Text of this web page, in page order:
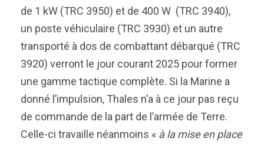
de 1 kW (TRC 3950) et de 400 W (TRC 3940),
un poste véhiculaire (TRC 3930) et un autre
transporté à dos de combattant débarqué (TRC
3920) verront le jour courant 2025 pour former
une gamme tactique complète. Si la Marine a
donné l’impulsion, Thales n’a à ce jour pas reçu
de commande de la part de l’armée de Terre.
Celle-ci travaille néanmoins « à la mise en place